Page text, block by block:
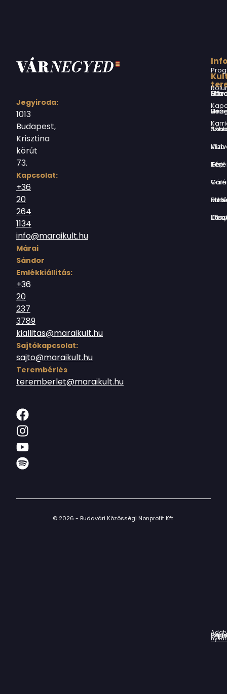
Jegyiroda:
1013
Budapest,
Krisztina
körút
73.
Kapcsolat:
+36
20
264
1134
info@maraikult.hu
Márai
Sándor
Emlékkiállítás:
+36
20
237
3789
kiallitas@maraikult.hu
Sajtókapcsolat:
sajto@maraikult.hu
Terembérlés
teremberlet@maraikult.hu
Márai Sándor Művelődési Ház
Virág Benedek Ház
Jókai Anna
Vízivárosi Klub
Tér-Kép
Várnegyed
Borsos
Országház
© 2026 - Budavári Közösségi Nonprofit Kft.